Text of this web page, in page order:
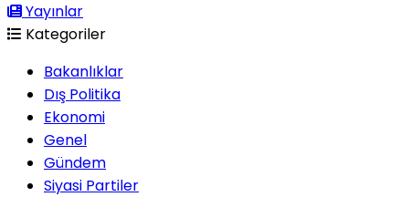
Yayınlar
Kategoriler
Bakanlıklar
Dış Politika
Ekonomi
Genel
Gündem
Siyasi Partiler